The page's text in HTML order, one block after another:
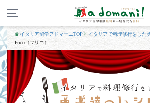
イタリア留学アドマーニTOP
イタリアで料理修行をした
Frico（フリコ）